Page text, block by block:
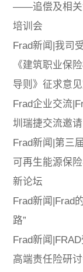
——追偿及相关
培训会
Frad新闻|我司
《建筑职业保
导则》征求意
Frad企业交流
圳瑞捷交流邀请
Frad新闻|第三
可再生能源保
新论坛
Frad新闻|Frad
路”
Frad新闻
高端责任险研